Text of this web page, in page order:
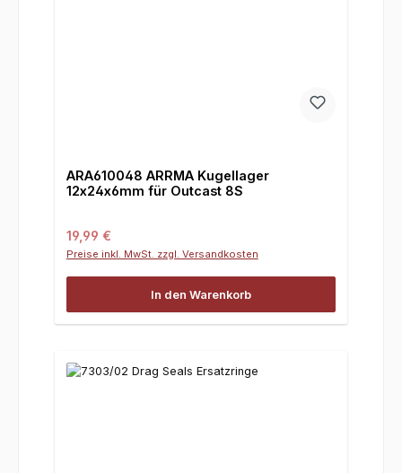
ARA610048 ARRMA Kugellager
12x24x6mm für Outcast 8S
Regulärer Preis:
19,99 €
Preise inkl. MwSt. zzgl. Versandkosten
In den Warenkorb